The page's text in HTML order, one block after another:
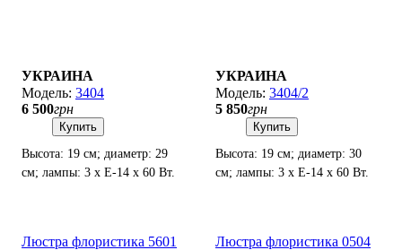
УКРАИНА
3404
6 500грн
Купить
Высота: 19 см; диаметр: 29
см; лампы: 3 х Е-14 х 60 Вт.
УКРАИНА
3404/2
5 850грн
Купить
Высота: 19 см; диаметр: 30
см; лампы: 3 х Е-14 х 60 Вт.
Люстра флористика 5601 Люстра флористика 0504